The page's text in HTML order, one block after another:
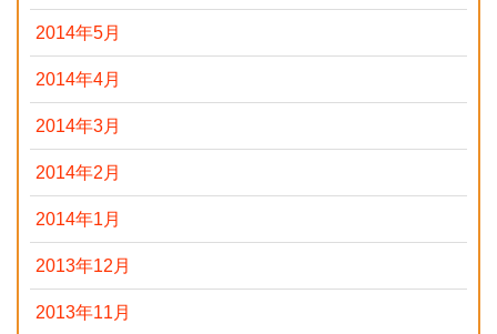
2014年5月
2014年4月
2014年3月
2014年2月
2014年1月
2013年12月
2013年11月